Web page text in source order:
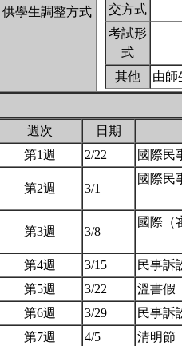
供學生調整方式
交方式
考試形
式
其他
由師
週次
日期
第1週
2/22 國際民
第2週 3/1
國際民
第3週 3/8
國際（
第4週 3/15
民事訴
第5週
3/22
溫書假
第6週
3/29
民事訴
第7週
4/5 清明節